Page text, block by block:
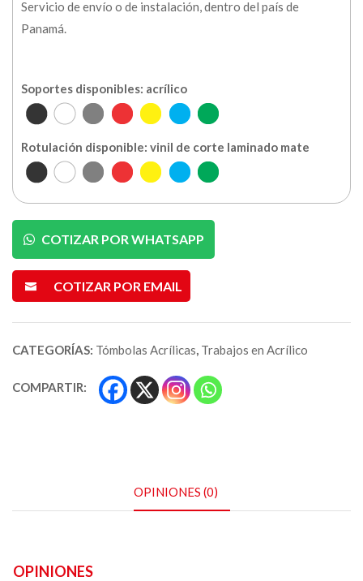
Servicio de envío o de instalación, dentro del país de
Panamá.
Soportes disponibles: acrílico
Rotulación disponible: vinil de corte laminado mate
COTIZAR POR WHATSAPP
COTIZAR POR EMAIL
CATEGORÍAS: Tómbolas Acrílicas, Trabajos en Acrílico
COMPARTIR:
OPINIONES (0)
OPINIONES